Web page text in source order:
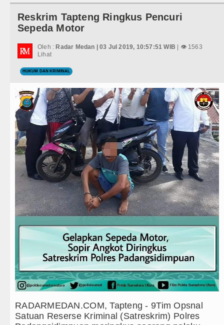
Politik
Olahraga
Internasional
Wisata
TIPS dan TRIK
+ Lainnya
Video
Kesehatan
Kuliner
Siraman Rohani
Emma Raducanu Absen di Grand Slam
Juventus Dikalahkan Inter Milan di Laga
PSG Ditahan Manchester United Main
Chelsea Gilas AC Milan di Laga
Ketua GRIB Jaya Labuhanbatu Gelar
Gubernur Bobby Nasution Minta Kepala
Rico Waas : Kemerdekaan Harus
Akses Jalan ke Pemandian Air Panas Doulu
Dayang Nan Tujuh Menggetarkan Gedung
Tim Gabungan Ringkus 3 Tersangka
Emma Raducanu Absen di Grand Slam
Juventus Dikalahkan Inter Milan di Laga
PSG Ditahan Manchester United Main
Chelsea Gilas AC Milan di Laga
Gubernur Bobby Nasution Minta Kepala
Reskrim Tapteng Ringkus Pencuri
Sepeda Motor
Oleh : Radar Medan | 03 Jul 2019, 10:57:51 WIB | 👁 1563
Lihat
HUKUM DAN KRIMINAL
RADARMEDAN.COM, Tapteng - 9Tim Opsnal
Satuan Reserse Kriminal (Satreskrim) Polres